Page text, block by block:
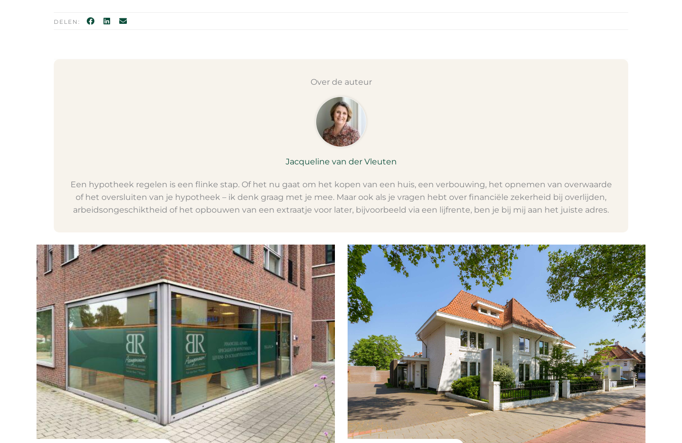
DELEN:
Over de auteur
Jacqueline van der Vleuten
Een hypotheek regelen is een flinke stap. Of het nu gaat om het kopen van een huis, een verbouwing, het opnemen van overwaarde
of het oversluiten van je hypotheek – ik denk graag met je mee. Maar ook als je vragen hebt over financiële zekerheid bij overlijden,
arbeidsongeschiktheid of het opbouwen van een extraatje voor later, bijvoorbeeld via een lijfrente, ben je bij mij aan het juiste adres.